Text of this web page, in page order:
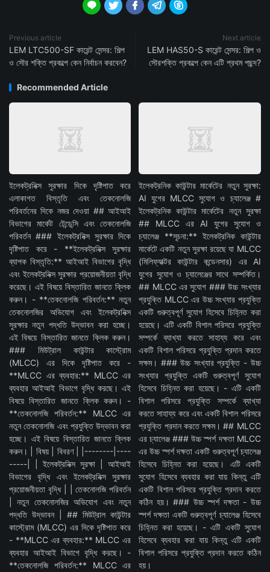
    
Previous article
LEM LTC500-SF কারেন্ট সেন্সর: শিল্প
ও সৌর শক্তি প্রকল্পে কেন নির্বাচন করবেন?
Next article
LEM HAS50-S কারেন্ট সেন্সর: শিল্প ও
সৌরশক্তি প্রকল্পে কেন এটি প্রথম পছন্দ?
Recommended Article
ইলেকট্রনিক্স সুরক্ষার দিকে দৃষ্টিপাত করে
এলাকাগত বিস্তৃতি এবং তেকনোলজি
পরিবর্তনের দিকে নজর দেওয়া ## আইআই
বিভাগের মার্কেট টেন্ডেন্সি এবং তেকনোলজি
পরিবর্তন ### ইলেকট্রনিক্স সুরক্ষার দিকে
দৃষ্টিপাত করে - **ইলেকট্রনিক্স সুরক্ষার
ব্যাপক বিস্তৃতি:** আইআই বিভাগের বৃদ্ধি
এবং ইলেকট্রনিক্স সুরক্ষার প্রয়োজনীয়তা বৃদ্ধি
করেছে। এই বিষয়ে বিস্তারিত জানতে ক্লিক
করুন। - **তেকনোলজি পরিবর্তন:** নতুন
তেকনোলজির অভিযোগ এবং ইলেকট্রনিক্স
সুরক্ষার নতুন পদ্ধতি উদ্ভাবন করা হচ্ছে।
এই বিষয়ে বিস্তারিত জানতে ক্লিক করুন।
### মিউট্রাল কাউন্টার কাস্ট্রোম
(MLCC) এর দিকে দৃষ্টিপাত করে -
**MLCC এর ব্যবহার:** MLCC এর
ব্যবহার আইআই বিভাগে বৃদ্ধি করছে। এই
বিষয়ে বিস্তারিত জানতে ক্লিক করুন। -
**তেকনোলজি পরিবর্তন:** MLCC এর
নতুন তেকনোলজি এবং প্রযুক্তি উদ্ভাবন করা
হচ্ছে। এই বিষয়ে বিস্তারিত জানতে ক্লিক
করুন। | বিষয় | বিবরণ | |--------|----
-----| | ইলেকট্রনিক্স সুরক্ষা | আইআই
বিভাগের বৃদ্ধি এবং ইলেকট্রনিক্স সুরক্ষার
প্রয়োজনীয়তা বৃদ্ধি | | তেকনোলজি পরিবর্তন
| নতুন তেকনোলজির অভিযোগ এবং নতুন
পদ্ধতি উদ্ভাবন | ## মিউট্রাল কাউন্টার
কাস্ট্রোম (MLCC) এর দিকে দৃষ্টিপাত করে
- **MLCC এর ব্যবহার:** MLCC এর
ব্যবহার আইআই বিভাগে বৃদ্ধি করছে। -
**তেকনোলজি পরিবর্তন:** MLCC এর
ইলেকট্রনিক কাউন্টার মার্কেটের নতুন সুরক্ষা:
AI যুগের MLCC সুযোগ ও চ্যালেঞ্জ #
ইলেকট্রনিক কাউন্টার মার্কেটের নতুন সুরক্ষা
## MLCC এর AI যুগের সুযোগ ও
চ্যালেঞ্জ **সূচনা:** ইলেকট্রনিক কাউন্টার
মার্কেটে একটি নতুন সুরক্ষা রয়েছে যা MLCC
(মিলিফ্যাক্টর কাউন্টার কন্ডেনসার) এর AI
যুগের সুযোগ ও চ্যালেঞ্জের সাথে সম্পর্কিত।
## MLCC এর সুযোগ ### উচ্চ সংখ্যার
প্রযুক্তি MLCC এর উচ্চ সংখ্যার প্রযুক্তি
একটি গুরুত্বপূর্ণ সুযোগ হিসেবে চিহ্নিত করা
হয়েছে। এটি একটি বিশাল পরিসরে প্রযুক্তি
সম্পর্কে ব্যাখ্যা করতে সাহায্য করে এবং
একটি বিশাল পরিসরে প্রযুক্তি প্রদান করতে
সক্ষম। ### উচ্চ সংখ্যার প্রযুক্তি - উচ্চ
সংখ্যার প্রযুক্তি একটি গুরুত্বপূর্ণ সুযোগ
হিসেবে চিহ্নিত করা হয়েছে। - এটি একটি
বিশাল পরিসরে প্রযুক্তি সম্পর্কে ব্যাখ্যা
করতে সাহায্য করে এবং একটি বিশাল পরিসরে
প্রযুক্তি প্রদান করতে সক্ষম। ## MLCC
এর চ্যালেঞ্জ ### উচ্চ স্পর্শ দক্ষতা MLCC
এর উচ্চ স্পর্শ দক্ষতা একটি গুরুত্বপূর্ণ চ্যালেঞ্জ
হিসেবে চিহ্নিত করা হয়েছে। এটি একটি
সুযোগ হিসেবে ব্যবহার করা যায় কিন্তু এটি
একটি বিশাল পরিসরে প্রযুক্তি প্রদান করতে
কঠিন হয়। ### উচ্চ স্পর্শ দক্ষতা - উচ্চ
স্পর্শ দক্ষতা একটি গুরুত্বপূর্ণ চ্যালেঞ্জ হিসেবে
চিহ্নিত করা হয়েছে। - এটি একটি সুযোগ
হিসেবে ব্যবহার করা যায় কিন্তু এটি একটি
বিশাল পরিসরে প্রযুক্তি প্রদান করতে কঠিন
হয়।